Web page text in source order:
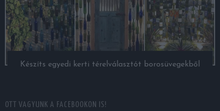
Készíts egyedi kerti térelválasztót borosüvegekből
OTT VAGYUNK A FACEBOOKON IS!